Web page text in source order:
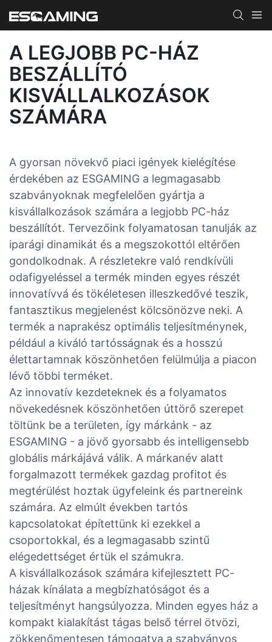
A LEGJOBB PC-HÁZ
BESZÁLLÍTÓ
KISVÁLLALKOZÁSOK
SZÁMÁRA
A gyorsan növekvő piaci igények kielégítése
érdekében az ESGAMING a legmagasabb
szabványoknak megfelelően gyártja a
kisvállalkozások számára a legjobb PC-ház
beszállítót. Tervezőink folyamatosan tanulják az
iparági dinamikát és a megszokottól eltérően
gondolkodnak. A részletekre való rendkívüli
odafigyeléssel a termék minden egyes részét
innovatívvá és tökéletesen illeszkedővé teszik,
fantasztikus megjelenést kölcsönözve neki. A
termék a naprakész optimális teljesítménynek,
például a kiváló tartósságnak és a hosszú
élettartamnak köszönhetően felülmúlja a piacon
lévő többi terméket.
Az innovatív kezdeteknek és a folyamatos
növekedésnek köszönhetően úttörő szerepet
töltünk be a területen, így márkánk - az
ESGAMING - a jövő gyorsabb és intelligensebb
globális márkájává válik. A márkanév alatt
forgalmazott termékek gazdag profitot és
megtérülést hoztak ügyfeleink és partnereink
számára. Az elmúlt években tartós
kapcsolatokat építettünk ki ezekkel a
csoportokkal, és a legmagasabb szintű
elégedettséget értük el számukra.
A kisvállalkozások számára kifejlesztett PC-
házak kínálata a megbízhatóságot és a
teljesítményt hangsúlyozza. Minden egyes ház a
kompakt kialakítást tágas belső térrel ötvözi,
zökkenőmentesen támogatva a szabványos